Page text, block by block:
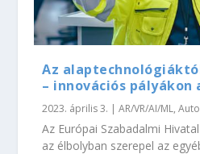
Az
– innovációs pályákon
2023. április 3. |AR/VR/AI/ML,
Az Európai Szabadalmi
az élbolyban szerepel az